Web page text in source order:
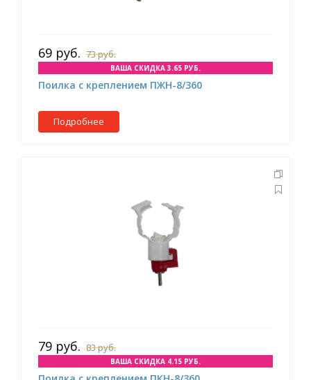
69 руб. 73 руб.
ВАША СКИДКА 3.65 РУБ.
Поилка с креплением ПЖН-8/360
Подробнее
79 руб. 83 руб.
ВАША СКИДКА 4.15 РУБ.